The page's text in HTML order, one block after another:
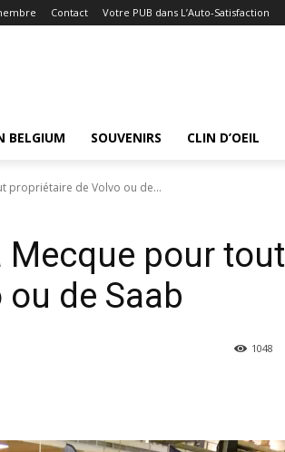
Contact Votre PUB dans L’Auto-Satisfaction
BELGIUM SOUVENIRS CLIN D’OEIL
propriétaire de Volvo ou de...
Mecque pour tout
de Saab
1048